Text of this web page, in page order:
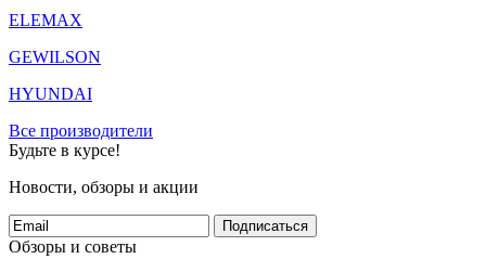
ELEMAX
GEWILSON
HYUNDAI
Все производители
Будьте в курсе!
Новости, обзоры и акции
Подписаться
Обзоры и советы